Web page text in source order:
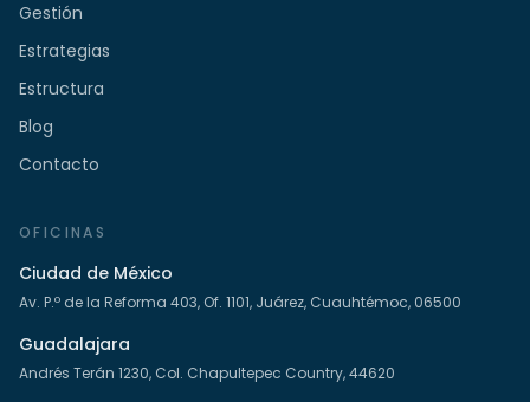
Gestión
Estrategias
Estructura
Blog
Contacto
OFICINAS
Ciudad de México
Av. P.º de la Reforma 403, Of. 1101, Juárez, Cuauhtémoc, 06500
Guadalajara
Andrés Terán 1230, Col. Chapultepec Country, 44620